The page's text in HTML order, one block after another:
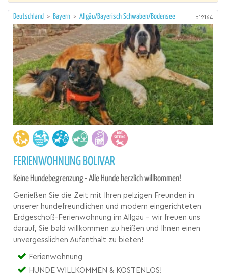
Deutschland > Bayern > Allgäu/Bayerisch Schwaben/Bodensee a12164
FERIENWOHNUNG BOLIVAR
Keine Hundebegrenzung - Alle Hunde herzlich willkommen!
Genießen Sie die Zeit mit Ihren pelzigen Freunden in
unserer hundefreundlichen und modern eingerichteten
Erdgeschoß-Ferienwohnung im Allgäu – wir freuen uns
darauf, Sie bald willkommen zu heißen und Ihnen einen
unvergesslichen Aufenthalt zu bieten!
Ferienwohnung
HUNDE WILLKOMMEN & KOSTENLOS!